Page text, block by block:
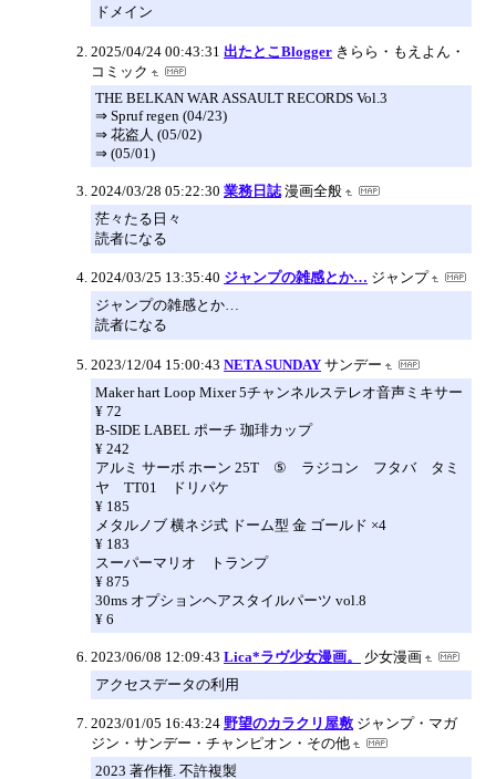
ドメイン
2025/04/24 00:43:31 出たとこBlogger きらら・もえよん・
コミック
THE BELKAN WAR ASSAULT RECORDS Vol.3
⇒ Spruf regen (04/23)
⇒ 花盗人 (05/02)
⇒ (05/01)
2024/03/28 05:22:30 業務日誌 漫画全般
茫々たる日々
読者になる
2024/03/25 13:35:40 ジャンプの雑感とか… ジャンプ
ジャンプの雑感とか…
読者になる
2023/12/04 15:00:43 NETA SUNDAY サンデー
Maker hart Loop Mixer 5チャンネルステレオ音声ミキサー
¥ 72
B-SIDE LABEL ポーチ 珈琲カップ
¥ 242
アルミ サーボ ホーン 25T ⑤ ラジコン フタバ タミ
ヤ TT01 ドリパケ
¥ 185
メタルノブ 横ネジ式 ドーム型 金 ゴールド ×4
¥ 183
スーパーマリオ トランプ
¥ 875
30ms オプションヘアスタイルパーツ vol.8
¥ 6
2023/06/08 12:09:43 Lica*ラヴ少女漫画。
少女漫画
アクセスデータの利用
2023/01/05 16:43:24 野望のカラクリ屋敷 ジャンプ・マガ
ジン・サンデー・チャンピオン・その他
2023 著作権. 不許複製